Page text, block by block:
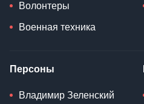
Волонтеры
Военная техника
Персоны
Владимир Зеленский